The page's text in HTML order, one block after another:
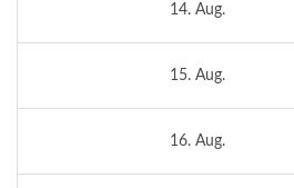
14. Aug.
15. Aug.
16. Aug.